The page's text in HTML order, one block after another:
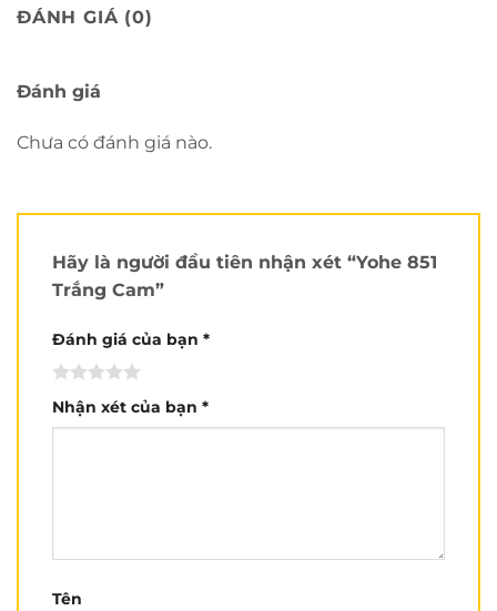
băng, côn trùng bay vào mắt,… Kính có tầm nhìn
trong và rộng mà không làm biến dạng hình ảnh.
chuyển dưới trời nắng, chống tia cực tím, êm dịu
theo nhu cầu sử dụng.
lấy gió ở phía trước và khe thoát hơi nóng ở phía sau
giúp cho không khí đi vào và đi ra luôn được lưu
thông.
ĐÁNH GIÁ (0)
Đánh giá
Chưa có đánh giá nào.
Hãy là người đầu tiên nhận xét “Yohe 851
Trắng Cam”
Đánh giá của bạn *
Nhận xét của bạn *
Tên